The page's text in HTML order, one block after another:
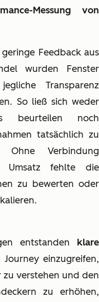
Messung von
Feedback aus
wurden Fenster
Transparenz
So ließ sich weder
beurteilen noch
tatsächlich zu
Ohne Verbindung
Umsatz fehlte die
zu bewerten oder
entstanden klare
einzugreifen,
zu verstehen und den
zu erhöhen,